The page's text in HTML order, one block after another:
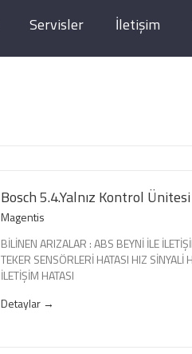
Servisler İletişim
Bosch 5.4.Yalnız Kontrol Ünitesi
Magentis
BİLİNEN ARIZALAR : ABS BEYNİ İLE
TEKER SENSÖRLERİ HATASI HIZ SİNYALİ
İLETİŞİM HATASI
Detaylar →